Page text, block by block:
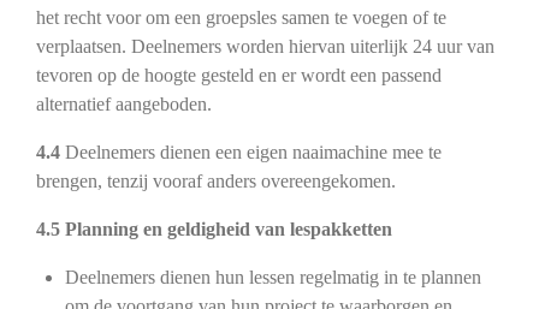
het recht voor om een groepsles samen te voegen of te
verplaatsen. Deelnemers worden hiervan uiterlijk 24 uur van
tevoren op de hoogte gesteld en er wordt een passend
alternatief aangeboden.
4.4 Deelnemers dienen een eigen naaimachine mee te
brengen, tenzij vooraf anders overeengekomen.
4.5 Planning en geldigheid van lespakketten
Deelnemers dienen hun lessen regelmatig in te plannen